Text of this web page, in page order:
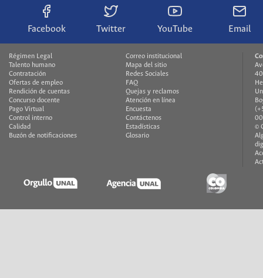
Facebook Twitter YouTube Email
Régimen Legal
Talento humano
Contratación
Ofertas de empleo
Rendición de cuentas
Concurso docente
Pago Virtual
Control interno
Calidad
Buzón de notificaciones
Correo institucional
Mapa del sitio
Redes Sociales
FAQ
Quejas y reclamos
Atención en línea
Encuesta
Contáctenos
Estadísticas
Glosario
©